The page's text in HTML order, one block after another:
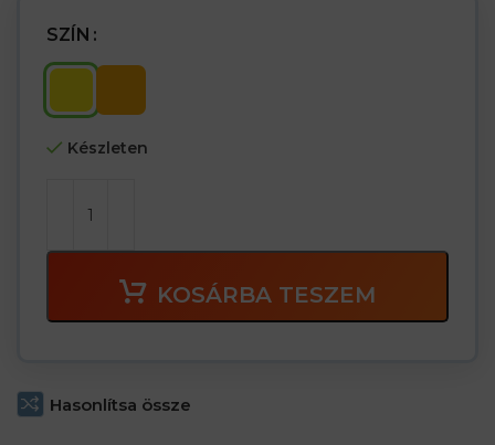
hatásaival szemben
SZÍN
Készleten
KOSÁRBA TESZEM
Hasonlítsa össze